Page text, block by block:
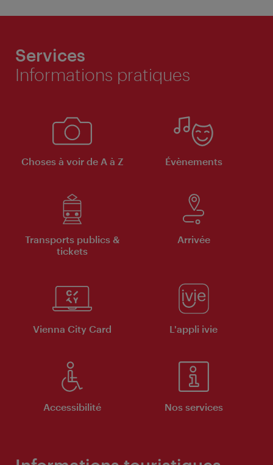
Services
Informations pratiques
Choses à voir de A à Z Évènements
Transports publics &
tickets
Arrivée
Vienna City Card L'appli ivie
Accessibilité Nos services